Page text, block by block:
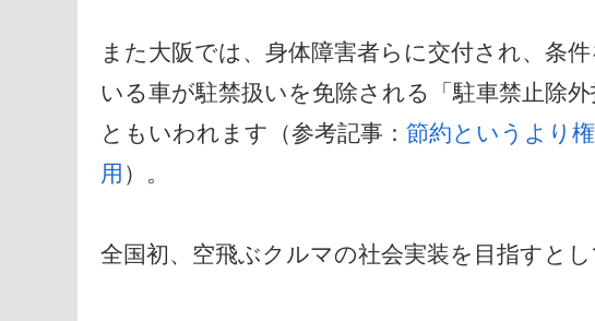
また大阪では、身体障害者らに交付され、条
いる車が駐禁扱いを免除される「駐車禁止除
ともいわれます（参考記事： 節約というより
用 ）。
全国初、空飛ぶクルマの社会実装を目指すとし